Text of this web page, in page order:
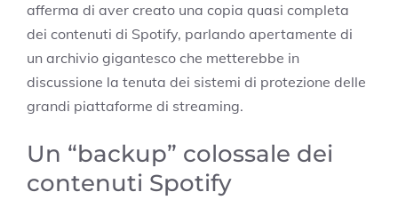
afferma di aver creato una copia quasi completa
dei contenuti di Spotify, parlando apertamente di
un archivio gigantesco che metterebbe in
discussione la tenuta dei sistemi di protezione delle
grandi piattaforme di streaming.
Un “backup” colossale dei
contenuti Spotify